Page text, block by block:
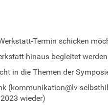
Termin schicken
hinaus begleitet
in die Themen der
(kommunikation@lv-
wieder)